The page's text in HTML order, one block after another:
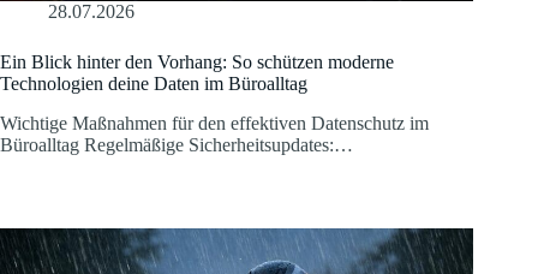
28.07.2026
Ein Blick hinter den Vorhang: So schützen moderne
Technologien deine Daten im Büroalltag
Wichtige Maßnahmen für den effektiven Datenschutz im
Büroalltag Regelmäßige Sicherheitsupdates:…